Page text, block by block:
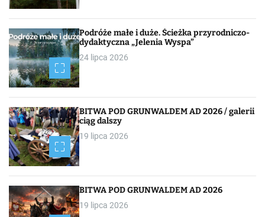
Podróże małe i duże. Ścieżka przyrodniczo-
dydaktyczna „Jelenia Wyspa”
24 lipca 2026
BITWA POD GRUNWALDEM AD 2026 / galerii
ciąg dalszy
19 lipca 2026
BITWA POD GRUNWALDEM AD 2026
19 lipca 2026